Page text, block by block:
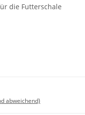
die Futterschale
abweichend)